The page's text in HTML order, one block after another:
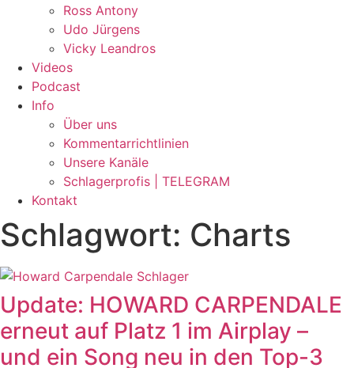
Ross Antony
Udo Jürgens
Vicky Leandros
Videos
Podcast
Info
Über uns
Kommentarrichtlinien
Unsere Kanäle
Schlagerprofis | TELEGRAM
Kontakt
Schlagwort: Charts
Update: HOWARD CARPENDALE
erneut auf Platz 1 im Airplay –
und ein Song neu in den Top-3